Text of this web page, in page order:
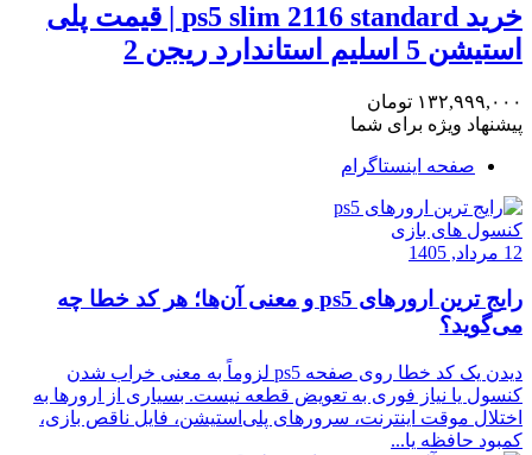
خرید ps5 slim 2116 standard | قیمت پلی
استیشن 5 اسلیم استاندارد ریجن 2
۱۳۲,۹۹۹,۰۰۰ تومان
پیشنهاد ویژه برای شما
صفحه اینستاگرام
کنسول های بازی
12 مرداد, 1405
رایج‌ ترین ارورهای ps5 و معنی آن‌ها؛ هر کد خطا چه
می‌گوید؟
دیدن یک کد خطا روی صفحه ps5 لزوماً به معنی خراب‌ شدن
کنسول یا نیاز فوری به تعویض قطعه نیست. بسیاری از ارورها به
اختلال موقت اینترنت، سرورهای پلی‌استیشن، فایل ناقص بازی،
کمبود حافظه یا...